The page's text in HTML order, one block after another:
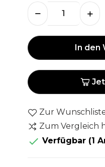
In den
Zur
Zum Vergleich
 Verfügbar (1